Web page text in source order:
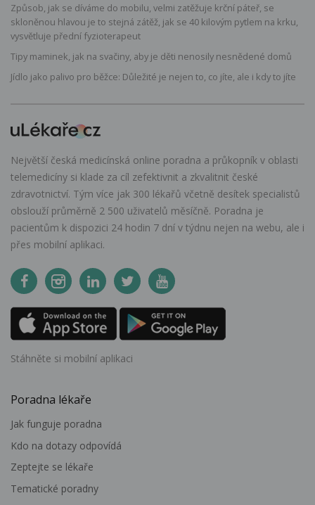
Způsob, jak se díváme do mobilu, velmi zatěžuje krční páteř, se
skloněnou hlavou je to stejná zátěž, jak se 40 kilovým pytlem na krku,
vysvětluje přední fyzioterapeut
Tipy maminek, jak na svačiny, aby je děti nenosily nesnědené domů
Jídlo jako palivo pro běžce: Důležité je nejen to, co jíte, ale i kdy to jíte
Největší česká medicínská online poradna a průkopník v oblasti
telemedicíny si klade za cíl zefektivnit a zkvalitnit české
zdravotnictví. Tým více jak 300 lékařů včetně desítek specialistů
obslouží průměrně 2 500 uživatelů měsíčně. Poradna je
pacientům k dispozici 24 hodin 7 dní v týdnu nejen na webu, ale i
přes mobilní aplikaci.
Stáhněte si mobilní aplikaci
Poradna lékaře
Jak funguje poradna
Kdo na dotazy odpovídá
Zeptejte se lékaře
Tematické poradny